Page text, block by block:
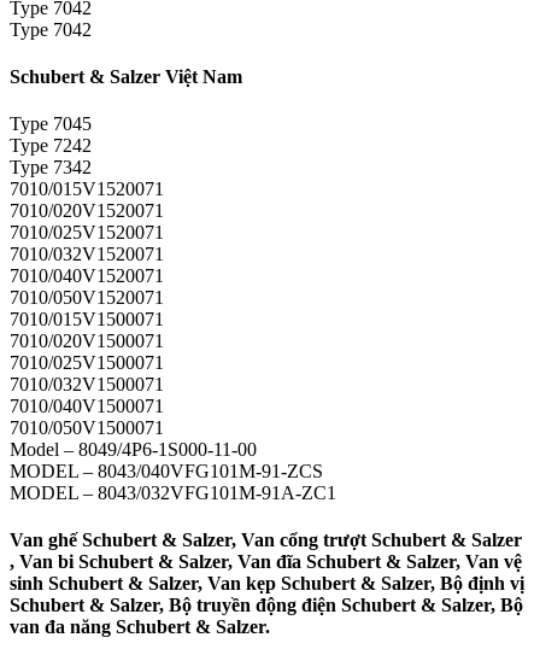
Type 7042
Type 7042
Schubert & Salzer Việt Nam
Type 7045
Type 7242
Type 7342
7010/015V1520071
7010/020V1520071
7010/025V1520071
7010/032V1520071
7010/040V1520071
7010/050V1520071
7010/015V1500071
7010/020V1500071
7010/025V1500071
7010/032V1500071
7010/040V1500071
7010/050V1500071
Model – 8049/4P6-1S000-11-00
MODEL – 8043/040VFG101M-91-ZCS
MODEL – 8043/032VFG101M-91A-ZC1
Van ghế Schubert & Salzer, Van cổng trượt Schubert & Salzer
, Van bi Schubert & Salzer, Van đĩa Schubert & Salzer, Van vệ
sinh Schubert & Salzer, Van kẹp Schubert & Salzer, Bộ định vị
Schubert & Salzer, Bộ truyền động điện Schubert & Salzer, Bộ
van đa năng Schubert & Salzer.